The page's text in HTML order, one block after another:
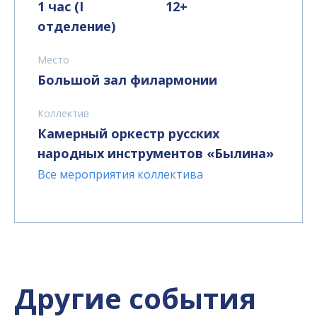
1 час (I
отделение)
12+
Место
Большой зал филармонии
Коллектив
Камерный оркестр русских
народных инструментов «Былина»
Все мероприятия коллектива
Другие события